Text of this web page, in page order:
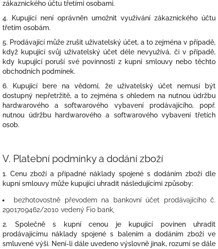
zákaznického účtu třetími osobami.
4. Kupující není oprávněn umožnit využívání zákaznického účtu
třetím osobám.
5. Prodávající může zrušit uživatelský účet, a to zejména v případě,
když kupující svůj uživatelský účet déle nevyužívá, či v případě,
kdy kupující poruší své povinnosti z kupní smlouvy nebo těchto
obchodních podmínek.
6. Kupující bere na vědomí, že uživatelský účet nemusí být
dostupný nepřetržitě, a to zejména s ohledem na nutnou údržbu
hardwarového a softwarového vybavení prodávajícího, popř.
nutnou údržbu hardwarového a softwarového vybavení třetích
osob.
V. Platební podmínky a dodání zboží
1. Cenu zboží a případné náklady spojené s dodáním zboží dle
kupní smlouvy může kupující uhradit následujícími způsoby:
bezhotovostně převodem na bankovní účet prodávajícího č.
2901709462/2010 vedený Fio bank,
2. Společně s kupní cenou je kupující povinen uhradit
prodávajícímu náklady spojené s balením a dodáním zboží ve
smluvené výši. Není-li dále uvedeno výslovně jinak, rozumí se dále